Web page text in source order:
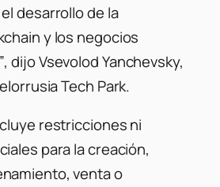
desarrollo de la
y los negocios
, dijo Vsevolod Yanchevsky,
Tech Park.
restricciones ni
para la creación,
venta o